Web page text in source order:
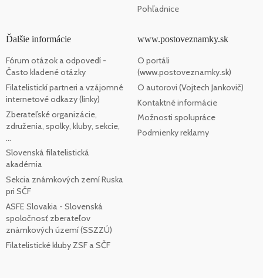
Pohľadnice
Ďalšie informácie
Fórum otázok a odpovedí -
Často kladené otázky
Filatelistickí partneri a vzájomné
internetové odkazy (linky)
Zberateľské organizácie,
združenia, spolky, kluby, sekcie,
Slovenská filatelistická
akadémia
Sekcia známkových zemí Ruska
pri SČF
ASFE Slovakia - Slovenská
spoločnosť zberateľov
známkových území (SSZZÚ)
Filatelistické kluby ZSF a SČF
www.postoveznamky.sk
O portáli
(www.postoveznamky.sk)
O autorovi (Vojtech Jankovič)
Kontaktné informácie
Možnosti spolupráce
Podmienky reklamy